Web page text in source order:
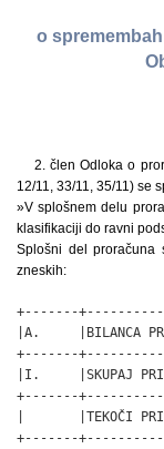
o
2. člen Odloka o
12/11, 33/11, 35/11) se
»V splošnem delu
klasifikaciji do ravni
Splošni del proračuna
zneskih:
+-------
|A.     |BILANCA
+-------
|I.     |SKUPAJ
+-------
|       |TEKOČI
+-------